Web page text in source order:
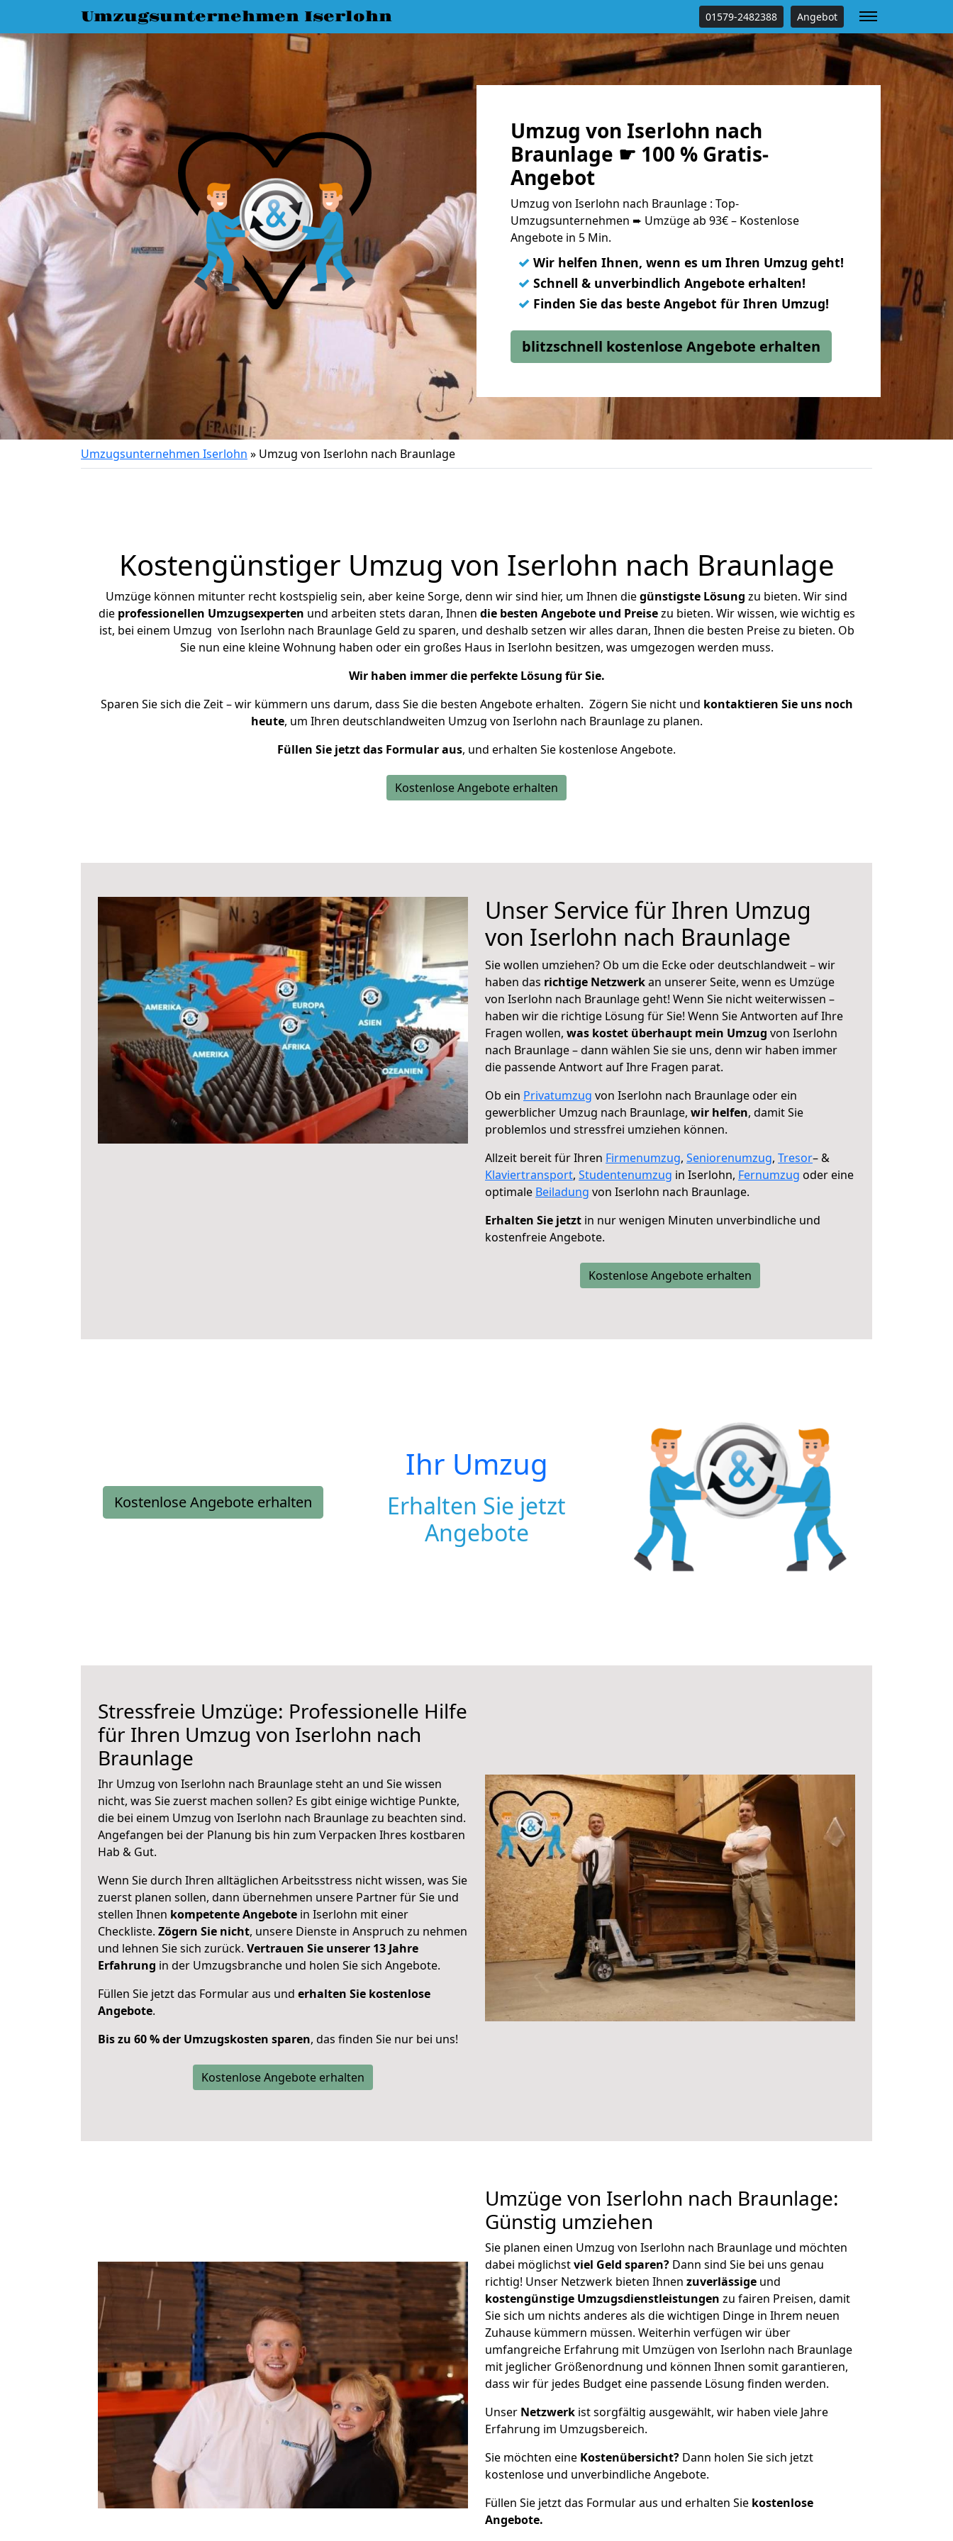
Umzugsunternehmen Iserlohn 01579-2482388 Angebot
Umzug von Iserlohn nach
Braunlage ☛ 100 % Gratis-
Angebot
Umzug von Iserlohn nach Braunlage : Top-
Umzugsunternehmen ➨ Umzüge ab 93€ – Kostenlose
Angebote in 5 Min.
✓ Wir helfen Ihnen, wenn es um Ihren Umzug geht!
✓ Schnell & unverbindlich Angebote erhalten!
✓ Finden Sie das beste Angebot für Ihren Umzug!
blitzschnell kostenlose Angebote erhalten
Umzugsunternehmen Iserlohn » Umzug von Iserlohn nach Braunlage
Kostengünstiger Umzug von Iserlohn nach Braunlage
Umzüge können mitunter recht kostspielig sein, aber keine Sorge, denn wir sind hier, um Ihnen diegünstigste Lösung zu bieten. Wir sind
die professionellen Umzugsexperten und arbeiten stets daran, Ihnen die besten Angebote und Preisezu bieten. Wir wissen, wie wichtig es
ist, bei einem Umzug von Iserlohn nach Braunlage Geld zu sparen, und deshalb setzen wir alles daran, Ihnen die besten Preise zu bieten. Ob
Sie nun eine kleine Wohnung haben oder ein großes Haus in Iserlohn besitzen, was umgezogen werden muss.
Wir haben immer die perfekte Lösung für Sie.
Sparen Sie sich die Zeit – wir kümmern uns darum, dass Sie die besten Angebote erhalten. Zögern Sie nicht und kontaktieren Sie uns noch
heute, um Ihren deutschlandweiten Umzug von Iserlohn nach Braunlage zu planen.
Füllen Sie jetzt das Formular aus, und erhalten Sie kostenlose Angebote.
Kostenlose Angebote erhalten
Unser Service für Ihren Umzug
von Iserlohn nach Braunlage
Sie wollen umziehen? Ob um die Ecke oder deutschlandweit – wir
haben das richtige Netzwerkan unserer Seite, wenn es Umzüge
von Iserlohn nach Braunlage geht! Wenn Sie nicht weiterwissen –
haben wir die richtige Lösung für Sie! Wenn Sie Antworten auf Ihre
Fragen wollen, was kostet überhaupt mein Umzug von Iserlohn
nach Braunlage – dann wählen Sie sie uns, denn wir haben immer
die passende Antwort auf Ihre Fragen parat.
Ob ein Privatumzug von Iserlohn nach Braunlage oder ein
gewerblicher Umzug nach Braunlage, wir helfen, damit Sie
problemlos und stressfrei umziehen können.
Allzeit bereit für Ihren Firmenumzug, Seniorenumzug, Tresor– &
Klaviertransport, Studentenumzug in Iserlohn, Fernumzug oder eine
optimale Beiladung von Iserlohn nach Braunlage.
Erhalten Sie jetzt in nur wenigen Minuten unverbindliche und
kostenfreie Angebote.
Kostenlose Angebote erhalten
Kostenlose Angebote erhalten
Ihr Umzug
Erhalten Sie jetzt
Angebote
Stressfreie Umzüge: Professionelle Hilfe
für Ihren Umzug von Iserlohn nach
Braunlage
Ihr Umzug von Iserlohn nach Braunlage steht an und Sie wissen
nicht, was Sie zuerst machen sollen? Es gibt einige wichtige Punkte,
die bei einem Umzug von Iserlohn nach Braunlage zu beachten sind.
Angefangen bei der Planung bis hin zum Verpacken Ihres kostbaren
Hab & Gut.
Wenn Sie durch Ihren alltäglichen Arbeitsstress nicht wissen, was Sie
zuerst planen sollen, dann übernehmen unsere Partner für Sie und
stellen Ihnen kompetente Angebote in Iserlohn mit einer
Checkliste. Zögern Sie nicht, unsere Dienste in Anspruch zu nehmen
und lehnen Sie sich zurück. Vertrauen Sie unserer 13 Jahre
Erfahrung in der Umzugsbranche und holen Sie sich Angebote.
Füllen Sie jetzt das Formular aus und erhalten Sie kostenlose
Angebote.
Bis zu 60 % der Umzugskosten sparen, das finden Sie nur bei uns!
Kostenlose Angebote erhalten
Umzüge von Iserlohn nach Braunlage:
Günstig umziehen
Sie planen einen Umzug von Iserlohn nach Braunlage und möchten
dabei möglichstviel Geld sparen? Dann sind Sie bei uns genau
richtig! Unser Netzwerk bieten Ihnen zuverlässige und
kostengünstige Umzugsdienstleistungen zu fairen Preisen, damit
Sie sich um nichts anderes als die wichtigen Dinge in Ihrem neuen
Zuhause kümmern müssen. Weiterhin verfügen wir über
umfangreiche Erfahrung mit Umzügen von Iserlohn nach Braunlage
mit jeglicher Größenordnung und können Ihnen somit garantieren,
dass wir für jedes Budget eine passende Lösung finden werden.
Unser Netzwerk ist sorgfältig ausgewählt, wir haben viele Jahre
Erfahrung im Umzugsbereich.
Sie möchten eine Kostenübersicht? Dann holen Sie sich jetzt
kostenlose und unverbindliche Angebote.
Füllen Sie jetzt das Formular aus und erhalten Sie kostenlose
Angebote.